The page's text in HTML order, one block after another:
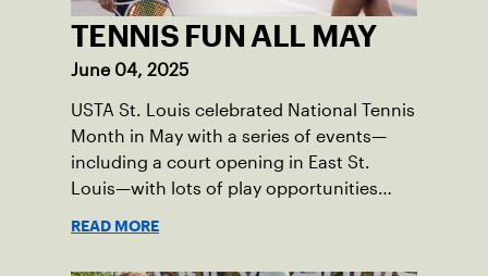
TENNIS FUN ALL MAY
June 04, 2025
USTA St. Louis celebrated National Tennis
Month in May with a series of events—
including a court opening in East St.
Louis—with lots of play opportunities
READ MORE